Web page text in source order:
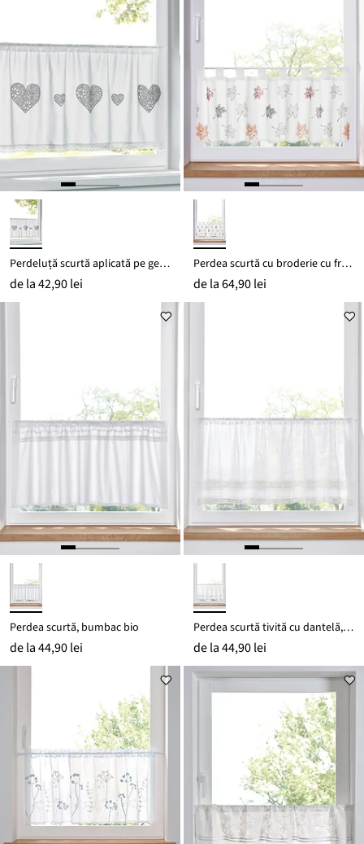
Perdeluță scurtă aplicată pe geam din bumbac organic, cu imprimeu cu inimioare
de la42,90 lei
Perdea scurtă cu broderie cu frunzulițe
de la64,90 lei
Perdea scurtă, bumbac bio
de la44,90 lei
Perdea scurtă tivită cu dantelă, din bumbac organic
de la44,90 lei